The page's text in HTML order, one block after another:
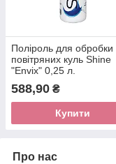
Поліроль для обробки
повітряних куль Shine
"Envix" 0,25 л.
588,90 ₴
Купити
Про нас